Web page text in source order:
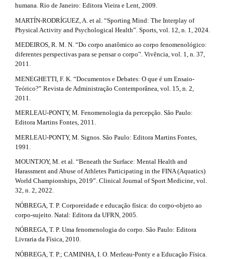
humana. Rio de Janeiro: Editora Vieira e Lent, 2009.
MARTÍN-RODRÍGUEZ, A. et al. “Sporting Mind: The Interplay of
Physical Activity and Psychological Health”. Sports, vol. 12, n. 1, 2024.
MEDEIROS, R. M. N. “Do corpo anatômico ao corpo fenomenológico:
diferentes perspectivas para se pensar o corpo”. Vivência, vol. 1, n. 37,
2011.
MENEGHETTI, F. K. “Documentos e Debates: O que é um Ensaio-
Teórico?” Revista de Administração Contemporânea, vol. 15, n. 2,
2011.
MERLEAU-PONTY, M. Fenomenologia da percepção. São Paulo:
Editora Martins Fontes, 2011.
MERLEAU-PONTY, M. Signos. São Paulo: Editora Martins Fontes,
1991.
MOUNTJOY, M. et al. “Beneath the Surface: Mental Health and
Harassment and Abuse of Athletes Participating in the FINA (Aquatics)
World Championships, 2019”. Clinical Journal of Sport Medicine, vol.
32, n. 2, 2022.
NÓBREGA, T. P. Corporeidade e educação física: do corpo-objeto ao
corpo-sujeito. Natal: Editora da UFRN, 2005.
NÓBREGA, T. P. Uma fenomenologia do corpo. São Paulo: Editora
Livraria da Física, 2010.
NÓBREGA, T. P.; CAMINHA, I. O. Merleau-Ponty e a Educação Física.